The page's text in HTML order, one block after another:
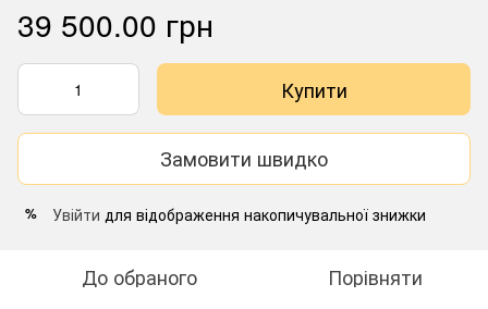
39 500.00 грн
Купити
Замовити швидко
% Увійти для відображення накопичувальної знижки
До обраного Порівняти